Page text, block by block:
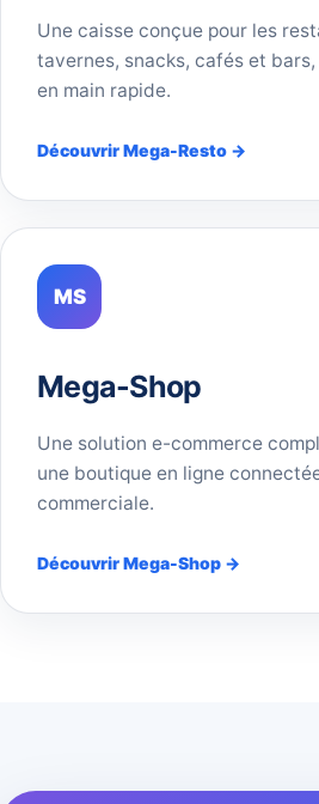
Une caisse conçue pour les
tavernes, snacks, cafés et
en main rapide.
Découvrir Mega-Resto →
MS
Mega-Shop
Une solution e-commerce
une boutique en ligne
commerciale.
Découvrir Mega-Shop →